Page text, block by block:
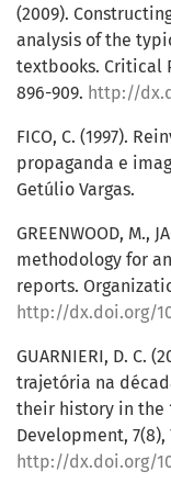
(2009).
analysis of the
textbooks. Critical
896-909. http://
FICO, C. (1997).
propaganda e
Getúlio Vargas.
GREENWOOD, M.,
methodology for
reports.
http://dx.doi.org/
GUARNIERI, D. C.
trajetória na
their history in the
Development, 7(8),
http://dx.doi.org/